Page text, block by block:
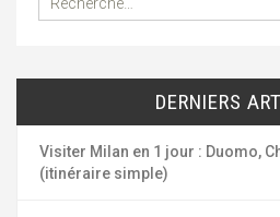
e
e
c
h
e
DERNIERS
Visiter Milan en 1 jour : Duomo,
(itinéraire simple)